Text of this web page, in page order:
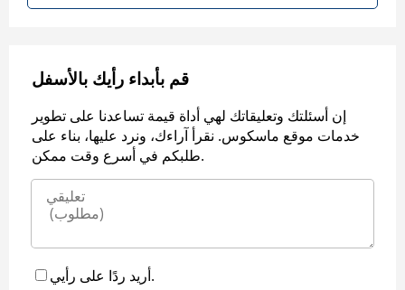
قم بأبداء رأيك بالأسفل
إن أسئلتك وتعليقاتك لهي أداة قيمة تساعدنا على تطوير
خدمات موقع ماسكوس. نقرأ آراءك، ونرد عليها، بناء على
طلبكم في أسرع وقت ممكن.
أريد ردًا على رأيي.